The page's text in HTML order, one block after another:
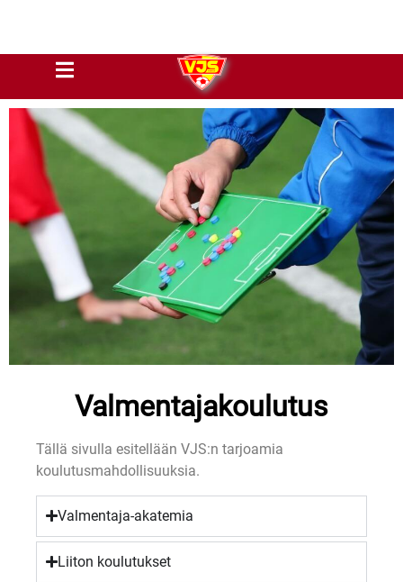
Valmentajakoulutus
Tällä sivulla esitellään VJS:n tarjoamia
koulutusmahdollisuuksia.
Valmentaja-akatemia
Liiton koulutukset